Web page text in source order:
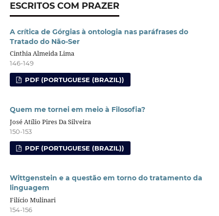
ESCRITOS COM PRAZER
A crítica de Górgias à ontologia nas paráfrases do
Tratado do Não-Ser
Cinthia Almeida Lima
146-149
PDF (PORTUGUESE (BRAZIL))
Quem me tornei em meio à Filosofia?
José Atílio Pires Da Silveira
150-153
PDF (PORTUGUESE (BRAZIL))
Wittgenstein e a questão em torno do tratamento da
linguagem
Filício Mulinari
154-156